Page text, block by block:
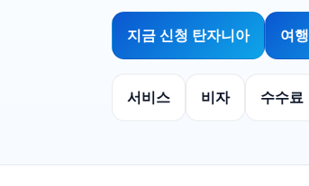
지금 신청 탄자니아 여
서비스 비자 수수료